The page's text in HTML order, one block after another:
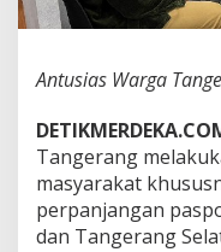
Antusias Warga
Tangerang
masyarakat
perpanjangan
dan Tangerang